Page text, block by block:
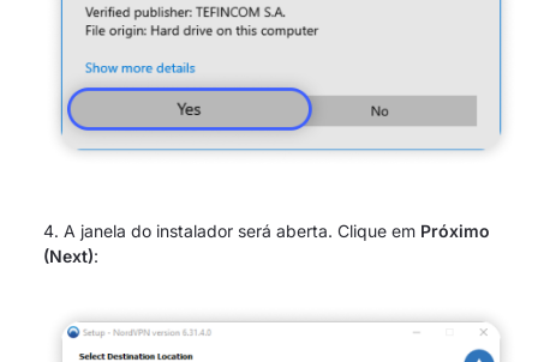
A janela do instalador será aberta. Clique em Próximo
(Next):